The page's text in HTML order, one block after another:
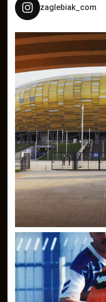
zaglebiak_com